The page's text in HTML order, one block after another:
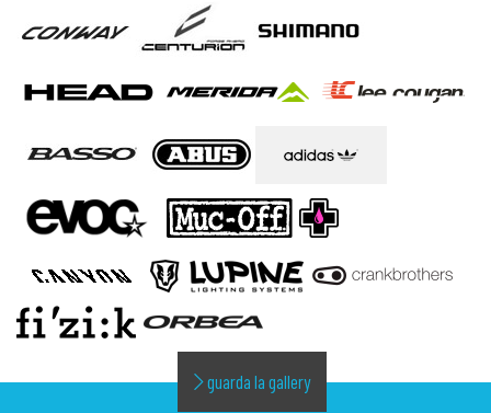
guarda la gallery